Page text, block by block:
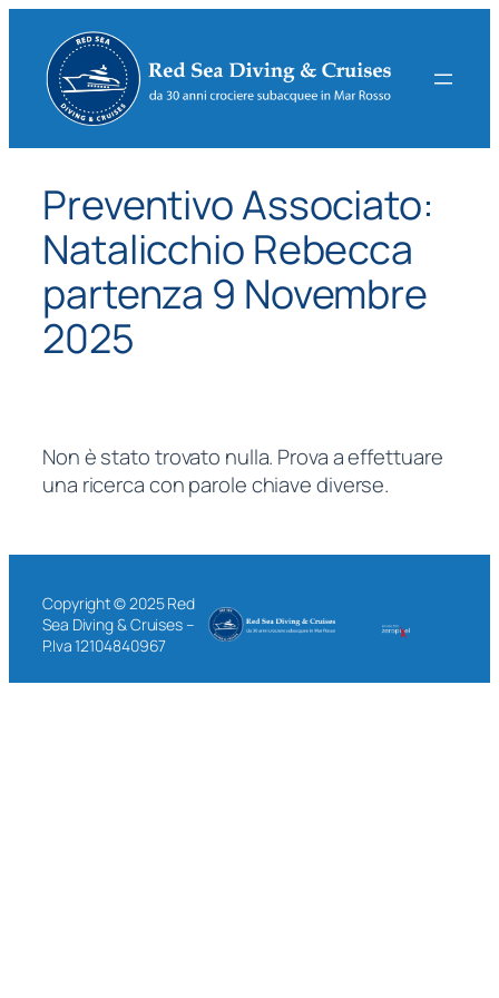
contenuto
Preventivo Associato:
Natalicchio Rebecca
partenza 9 Novembre
2025
Non è stato trovato nulla. Prova a effettuare
una ricerca con parole chiave diverse.
Copyright © 2025 Red
Sea Diving & Cruises –
P.Iva 12104840967